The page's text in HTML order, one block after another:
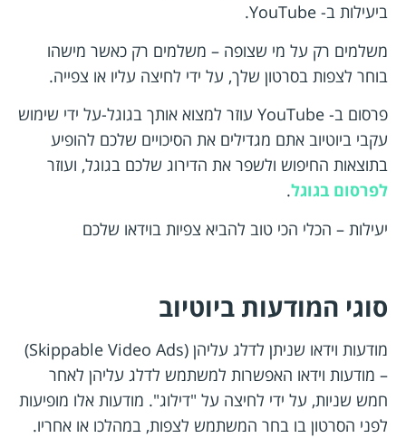
ביעילות ב- YouTube.
משלמים רק על מי שצופה – משלמים רק כאשר מישהו
בוחר לצפות בסרטון שלך, על ידי לחיצה עליו או צפייה.
פרסום ב- YouTube עוזר למצוא אותך בגוגל-על ידי שימוש
עקבי ביוטיוב אתם מגדילים את הסיכויים שלכם להופיע
בתוצאות החיפוש ולשפר את הדירוג שלכם בגוגל, ועוזר
לפרסום בגוגל.
יעילות – הכלי הכי טוב להביא צפיות בוידאו שלכם
סוגי המודעות ביוטיוב
מודעות וידאו שניתן לדלג עליהן (Skippable Video Ads)
– מודעות וידאו האפשרות למשתמש לדלג עליהן לאחר
חמש שניות, על ידי לחיצה על "דילוג". מודעות אלו מופיעות
לפני הסרטון בו בחר המשתמש לצפות, במהלכו או אחריו.